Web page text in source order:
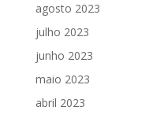
agosto 2023
julho 2023
junho 2023
maio 2023
abril 2023